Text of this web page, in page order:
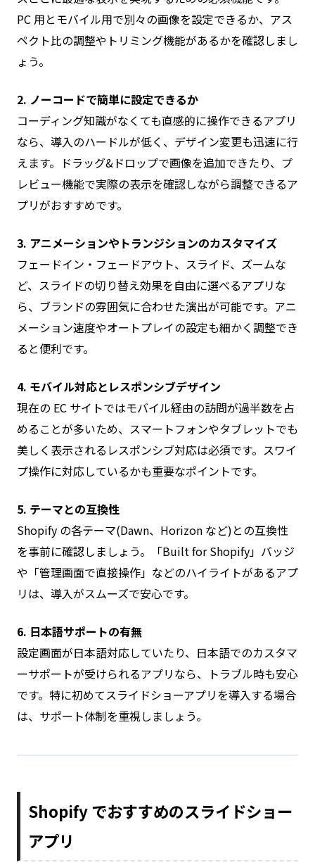
PC 用とモバイル用で別々の画像を設定できるか、アス
ペクト比の調整やトリミング機能があるかを確認しまし
ょう。
2. ノーコードで簡単に設定できるか
コーディング知識がなくても直感的に操作できるアプリ
なら、導入のハードルが低く、デザイン変更も迅速に行
えます。ドラッグ&ドロップで画像を追加できたり、プ
レビュー機能で実際の表示を確認しながら調整できるア
プリがおすすめです。
3. アニメーションやトランジションのカスタマイズ
フェードイン・フェードアウト、スライド、ズームな
ど、スライドの切り替え効果を自由に選べるアプリな
ら、ブランドの雰囲気に合わせた演出が可能です。アニ
メーション速度やオートプレイの設定も細かく調整でき
ると便利です。
4. モバイル対応とレスポンシブデザイン
現在の EC サイトではモバイル経由の訪問が過半数を占
めることが多いため、スマートフォンやタブレットでも
美しく表示されるレスポンシブ対応は必須です。スワイ
プ操作に対応しているかも重要なポイントです。
5. テーマとの互換性
Shopify の各テーマ(Dawn、Horizon など)との互換性
を事前に確認しましょう。「Built for Shopify」バッジ
や「管理画面で直接操作」などのハイライトがあるアプ
リは、導入がスムーズで安心です。
6. 日本語サポートの有無
設定画面が日本語対応していたり、日本語でのカスタマ
ーサポートが受けられるアプリなら、トラブル時も安心
です。特に初めてスライドショーアプリを導入する場合
は、サポート体制を重視しましょう。
Shopify でおすすめのスライドショー
アプリ